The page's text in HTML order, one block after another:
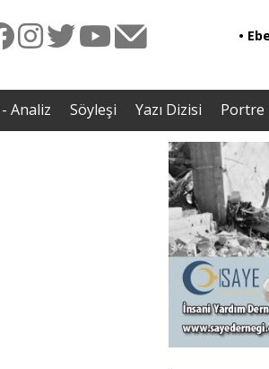
bırakılması için çağrı
•
Analiz Söyleşi Yazı Dizisi Portre